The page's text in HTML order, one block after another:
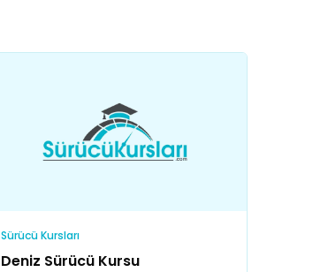
Sürücü Kursları
Deniz Sürücü Kursu